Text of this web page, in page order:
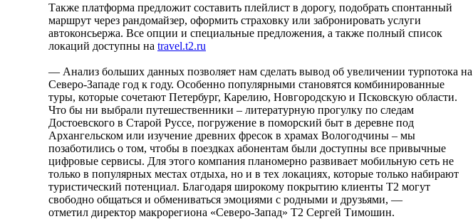
Также платформа предложит составить плейлист в дорогу, подобрать спонтанный
маршрут через рандомайзер, оформить страховку или забронировать услуги
автоконсьержа. Все опции и специальные предложения, а также полный список
локаций доступны на travel.t2.ru
— Анализ больших данных позволяет нам сделать вывод об увеличении турпотока на
Северо-Западе год к году. Особенно популярными становятся комбинированные
туры, которые сочетают Петербург, Карелию, Новгородскую и Псковскую области.
Что бы ни выбрали путешественники – литературную прогулку по следам
Достоевского в Старой Руссе, погружение в поморский быт в деревне под
Архангельском или изучение древних фресок в храмах Вологодчины – мы
позаботились о том, чтобы в поездках абонентам были доступны все привычные
цифровые сервисы. Для этого компания планомерно развивает мобильную сеть не
только в популярных местах отдыха, но и в тех локациях, которые только набирают
туристический потенциал. Благодаря широкому покрытию клиенты T2 могут
свободно общаться и обмениваться эмоциями с родными и друзьями, —
отметил директор макрорегиона «Северо-Запад» T2 Сергей Тимошин.